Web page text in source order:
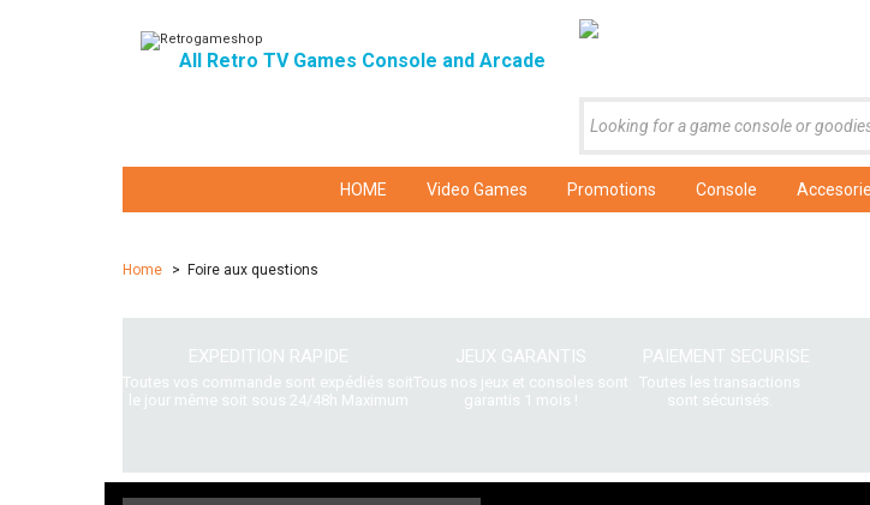
All Retro TV Games Console and Arcade
HOME Video Games Promotions Console
Home > Foire aux questions
EXPEDITION RAPIDE
Toutes vos commande sont expédiés soit
le jour même soit sous 24/48h Maximum
JEUX GARANTIS
Tous nos jeux et consoles sont
garantis 1 mois !
PAIEMENT SECURISE
Toutes les transactions
sont sécurisés.